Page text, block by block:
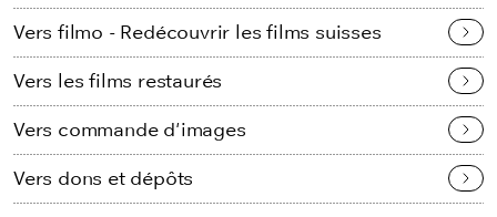
Vers filmo - Redécouvrir les films suisses
Vers les films restaurés
Vers commande d'images
Vers dons et dépôts